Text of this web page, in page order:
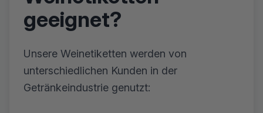
geeignet?
Unsere Weinetiketten werden von
unterschiedlichen Kunden in der
Getränkeindustrie genutzt: